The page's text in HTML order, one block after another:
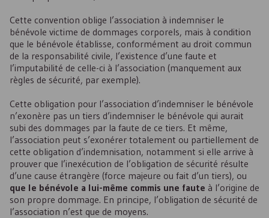
Cette convention oblige l’association à indemniser le
bénévole victime de dommages corporels, mais à condition
que le bénévole établisse, conformément au droit commun
de la responsabilité civile, l’existence d’une faute et
l’imputabilité de celle-ci à l’association (manquement aux
règles de sécurité, par exemple).
Cette obligation pour l’association d’indemniser le bénévole
n’exonère pas un tiers d’indemniser le bénévole qui aurait
subi des dommages par la faute de ce tiers. Et même,
l’association peut s’exonérer totalement ou partiellement de
cette obligation d’indemnisation, notamment si elle arrive à
prouver que l’inexécution de l’obligation de sécurité résulte
d’une cause étrangère (force majeure ou fait d’un tiers), ou
que le bénévole a lui-même commis une faute à l’origine de
son propre dommage. En principe, l’obligation de sécurité de
l’association n’est que de moyens.